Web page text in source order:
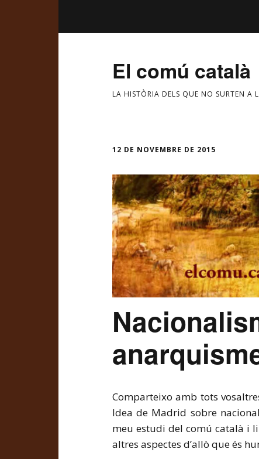
El comú català
LA HISTÒRIA DELS QUE NO SURTEN A
12 DE NOVEMBRE DE 2015
Comparteixo amb tots
Idea de Madrid sobre
meu estudi del comú català i
altres aspectes d’allò que és